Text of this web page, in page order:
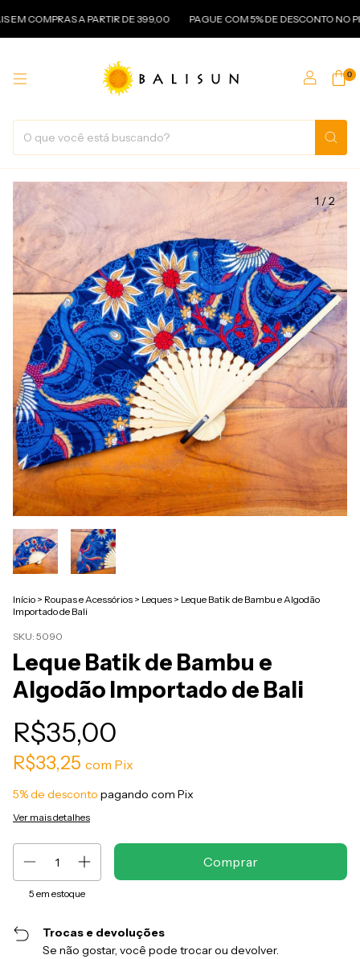
A PARTIR DE 399,00 PAGUE COM 5% DE DESCONTO NO PIX
0
1 /2
Início > Roupas e Acessórios > Leques > Leque Batik de Bambu e Algodão
Importado de Bali
SKU: 5090
Leque Batik de Bambu e
Algodão Importado de Bali
R$35,00
R$33,25 com Pix
5% de desconto pagando com Pix
Ver mais detalhes
5 em estoque
Trocas e devoluções
Se não gostar, você pode trocar ou devolver.